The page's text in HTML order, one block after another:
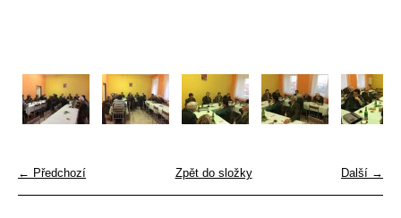
← Předchozí Další →
Zpět do složky